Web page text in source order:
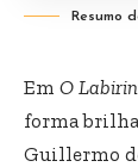
Resumo
Em O
forma
Guillermo